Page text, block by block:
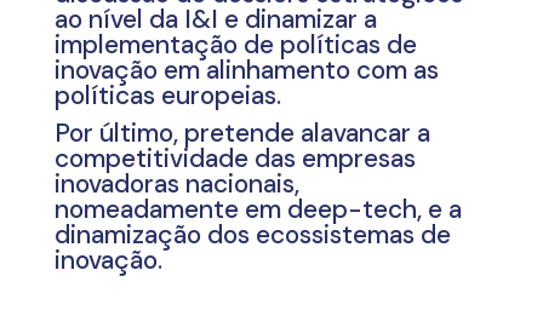
ao nível da I&I e dinamizar a
implementação de políticas de
inovação em alinhamento com as
políticas europeias.
Por último, pretende alavancar a
competitividade das empresas
inovadoras nacionais,
nomeadamente em deep-tech, e a
dinamização dos ecossistemas de
inovação.